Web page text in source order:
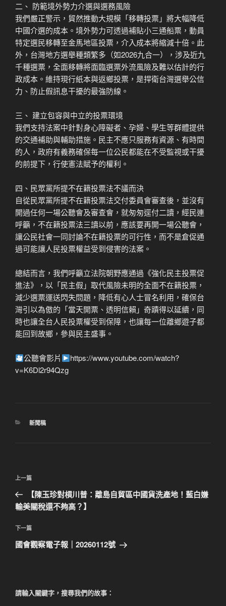
二、 防範境外勢力介選與選務風險
我們嚴正警示，貿然推動大規模「移轉投票」將大幅降低
中國介選的成本。境外勢力可透過補貼小三通船票，動員
特定選民移轉至金馬地區投票，介入成本將縮減十倍。此
外，台灣地方選舉種類繁多（如2026九合一），涉及近九
千種選票，全面移轉將面臨選票外流風險及難以估計的行
政成本。維持現行紙本與返鄉投票，是捍衛台灣選舉公信
力、防止假訊息干擾的最強防線。
三、 建立包容與中立的投票環境
我們支持法案中針對身心障礙者、孕婦、學生等群體提供
的交通補助與輔助措施。民主不應只服務有資源、有時間
的人，政府有義務確保每一位公民都能在不受監視或干擾
的前提下，行使憲法賦予的權利。
四、民眾黨所提不在籍投票法不議而決
自從民眾黨所提不在籍投票法交付委員會審查後，並沒有
開過任何一場公聽會及審查會，就匆匆逕付二讀，經民連
呼籲，不在籍投票法三讀以前，應該要再開一場公聽會，
讓公民社會一同討論不在籍投票的可行性，而不是倉促通
過可能讓人民投票權益受到侵害的法案。
總結而言，我們呼籲立法院朝野應通過《強化民主投票促
進法》，以「民主假」取代風險未明的全面不在籍投票，
減少選票運送閃失問題，降低有心人士冒名利用，確保台
灣引以為傲的「當天開票、透明信賴」奇蹟得以延續，同
時也讓全台人民投票權受到保障，也讓每一位離鄉遊子都
能回到故鄉，參與民主盛事。
公聽會影片
https://www.youtube.com/watch?
v=K6Dl2r94Qzg
分
新聞稿
文
導
覽
上
一
篇
章
上一篇
【陳玉珍對槓川普：離島自貿區中國貨洗產地！藍白嫌
輸美關稅還不夠高？】
下
一
下一篇
國會觀察電子報｜20260112號
請輸入關鍵字，搜尋我們的故事：